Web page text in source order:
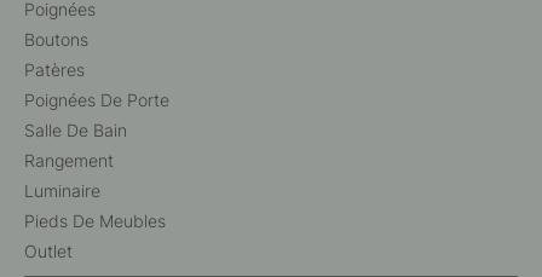
Poignées
Boutons
Patères
Poignées De Porte
Salle De Bain
Rangement
Luminaire
Pieds De Meubles
Outlet